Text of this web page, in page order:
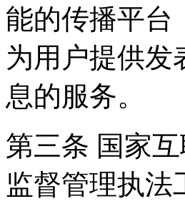
能的传播平台
为用户提供发
息的服务。
第三条 国家
监督管理执法